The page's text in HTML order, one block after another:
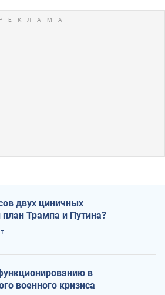
двух циничных
Трампа и Путина?
в
военного кризиса